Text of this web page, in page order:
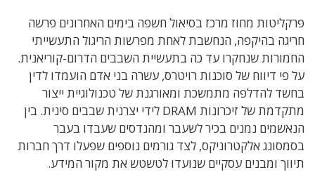
פרקליטות מחוז מרכז בסיאול חשפה בימים האחרונים פרשה
חריגה בהיקפה, הנחשבת לאחת מפרשות הריגול התעשייתי
החמורות שנחקרו עד כה בתעשיית השבבים הדרום-קוריאנית.
על פי דיווח של סוכנות רויטרס, עשרה בני אדם הועמדו לדין
בחשד להדלפה מתמשכת ומאורגנת של טכנולוגיית ייצור
מתקדמת של זיכרונות DRAM לידי יצרנית שבבים סינית. בין
הנאשמים נמנים בכיר לשעבר ומהנדסים שעבדו בעבר
בסמסונג אלקטרוניקס, לצד גורמים נוספים שפעלו דרך חברות
תיווך ומבנים עסקיים שנועדו לטשטש את מקור המידע.